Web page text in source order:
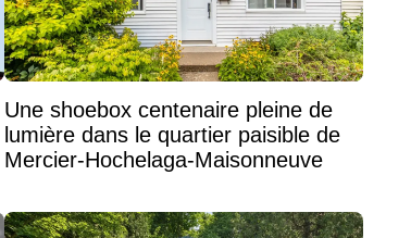
Une shoebox centenaire pleine de
lumière dans le quartier paisible de
Mercier-Hochelaga-Maisonneuve